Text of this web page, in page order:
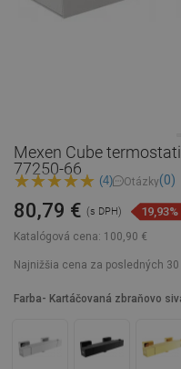
Mexen Cube
77250-66
(4) Otázky(0)
Katalógová cena: 100,90 €
80,79 € (s DPH) 19,93%
Najnižšia cena za posledných
Farba - Kartáčovaná zbraňovo